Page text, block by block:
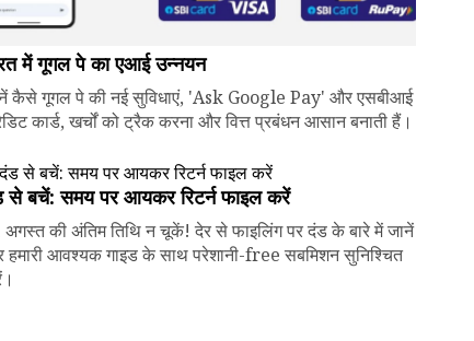
में गूगल पे का एआई उन्नयन
कैसे गूगल पे की नई सुविधाएं, 'Ask Google Pay' और एसबीआई
कार्ड, खर्चों को ट्रैक करना और वित्त प्रबंधन आसान बनाती हैं।
से बचें: समय पर आयकर रिटर्न फाइल करें
अगस्त की अंतिम तिथि न चूकें! देर से फाइलिंग पर दंड के बारे में जानें
हमारी आवश्यक गाइड के साथ परेशानी-free सबमिशन सुनिश्चित